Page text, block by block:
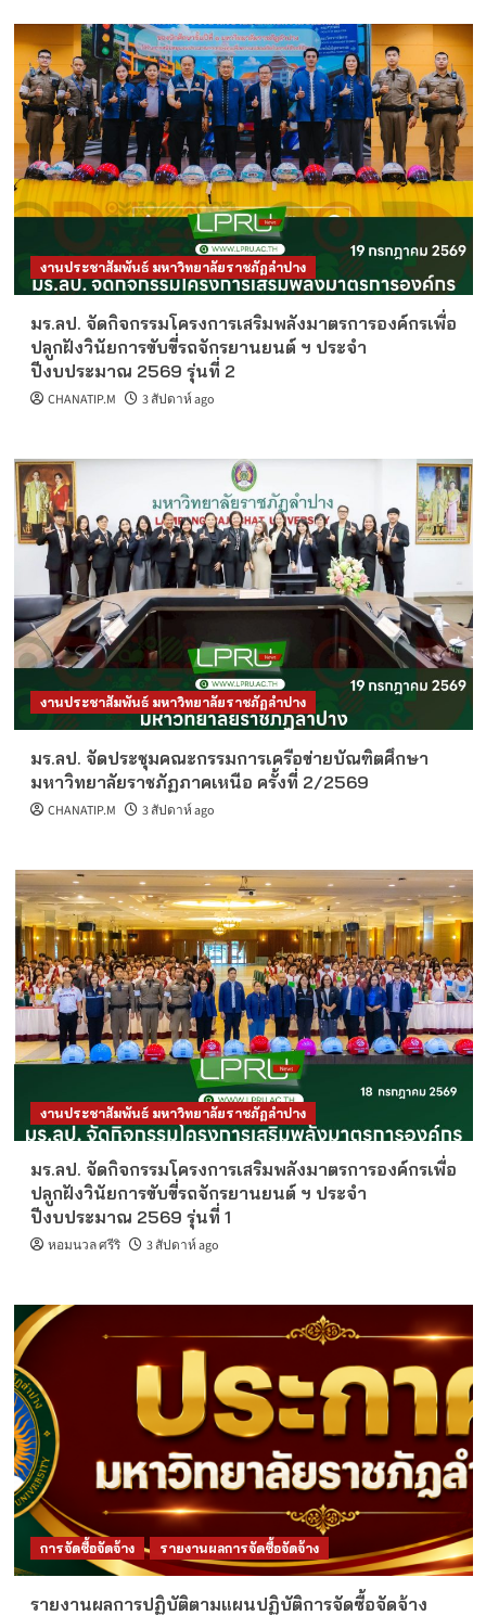
งานประชาสัมพันธ์ มหาวิทยาลัยราชภัฏลำปาง
มร.ลป. จัดกิจกรรมโครงการเสริมพลังมาตรการองค์กรเพื่อ
ปลูกฝังวินัยการขับขี่รถจักรยานยนต์ ฯ ประจำ
ปีงบประมาณ 2569 รุ่นที่ 2
CHANATIP.M 3 สัปดาห์ ago
งานประชาสัมพันธ์ มหาวิทยาลัยราชภัฏลำปาง
มร.ลป. จัดประชุมคณะกรรมการเครือข่ายบัณฑิตศึกษา
มหาวิทยาลัยราชภัฏภาคเหนือ ครั้งที่ 2/2569
CHANATIP.M 3 สัปดาห์ ago
งานประชาสัมพันธ์ มหาวิทยาลัยราชภัฏลำปาง
มร.ลป. จัดกิจกรรมโครงการเสริมพลังมาตรการองค์กรเพื่อ
ปลูกฝังวินัยการขับขี่รถจักรยานยนต์ ฯ ประจำ
ปีงบประมาณ 2569 รุ่นที่ 1
หอมนวล ศรีริ 3 สัปดาห์ ago
การจัดซื้อจัดจ้าง รายงานผลการจัดซื้อจัดจ้าง
รายงานผลการปฏิบัติตามแผนปฏิบัติการจัดซื้อจัดจ้าง